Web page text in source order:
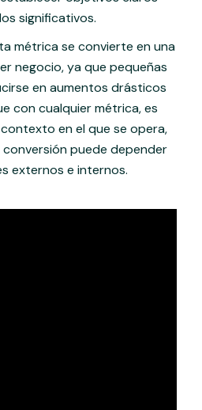
significativos.
métrica se convierte en una
negocio, ya que pequeñas
en aumentos drásticos
con cualquier métrica, es
en el que se opera,
puede depender
externos e internos.